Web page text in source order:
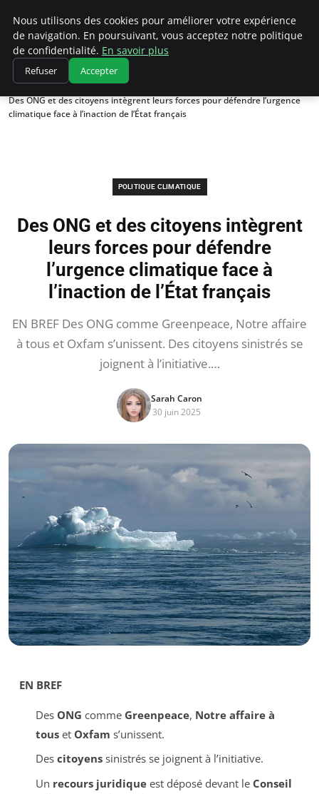
Climatedebtagents
Accueil
Politique climatique
Des ONG et des citoyens intègrent leurs forces pour défendre l’urgence
climatique face à l’inaction de l’État français
POLITIQUE CLIMATIQUE
Des ONG et des citoyens intègrent
leurs forces pour défendre
l’urgence climatique face à
l’inaction de l’État français
EN BREF Des ONG comme Greenpeace, Notre affaire
à tous et Oxfam s’unissent. Des citoyens sinistrés se
joignent à l’initiative.…
Sarah Caron
30 juin 2025
EN BREF
Des ONG comme Greenpeace, Notre affaire à
touset Oxfam s’unissent.
Des citoyenssinistrés se joignent à l’initiative.
Un recours juridiqueest déposé devant le Conseil
Nous utilisons des cookies pour améliorer votre expérience
de navigation. En poursuivant, vous acceptez notre politique
de confidentialité. En savoir plus
Refuser Accepter